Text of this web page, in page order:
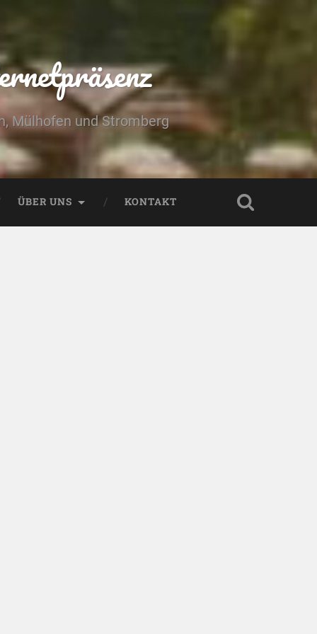
Mülhofen und Stromberg
ÜBER UNS KONTAKT